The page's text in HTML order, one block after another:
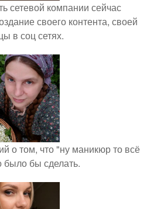
сетевой компании сейчас
своего контента, своей
в соц сетях.
о том, что "ну маникюр то всё
было бы сделать.